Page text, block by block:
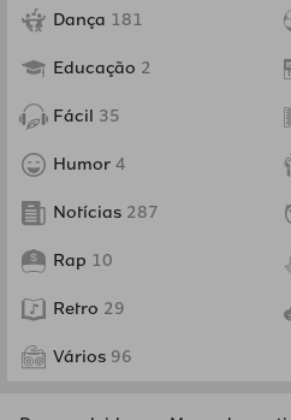
Dança 181
Educação 2
Fácil 35
Humor 4
Notícias 287
Rap 10
Retro 29
Vários 96